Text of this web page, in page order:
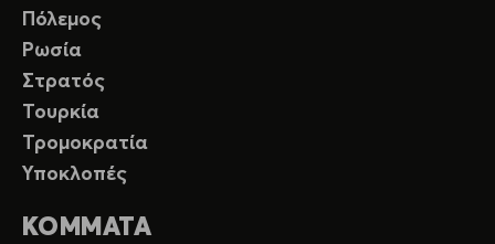
Πόλεμος
Ρωσία
Στρατός
Τουρκία
Τρομοκρατία
Υποκλοπές
ΚΟΜΜΑΤΑ